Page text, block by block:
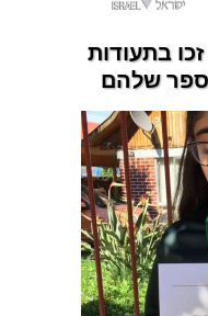
בתעודות
שלהם